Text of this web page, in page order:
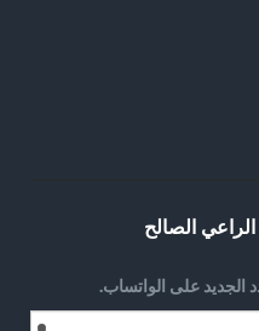
الصالح
على الواتساب.